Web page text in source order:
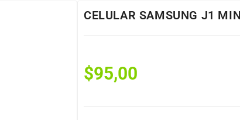
CELULAR SAMSUNG J1
$95,00